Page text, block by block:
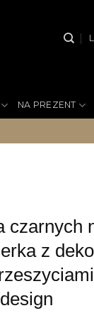
NA PREZENT
czarnych
z